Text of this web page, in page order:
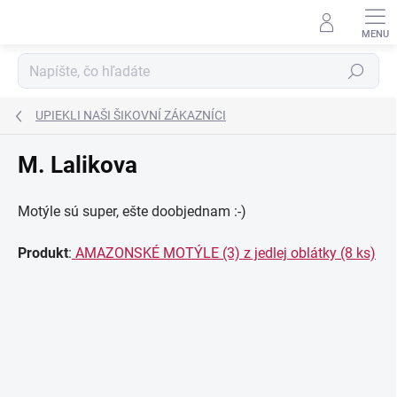
Hľadať
UPIEKLI NAŠI ŠIKOVNÍ ZÁKAZNÍCI
M. Lalikova
Motýle sú super, ešte doobjednam :-)
Produkt: AMAZONSKÉ MOTÝLE (3) z jedlej oblátky (8 ks)